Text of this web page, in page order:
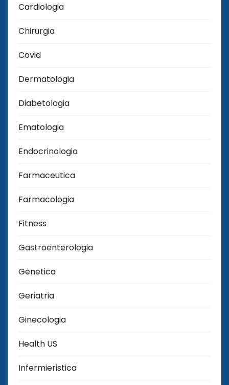
Cardiologia
Chirurgia
Covid
Dermatologia
Diabetologia
Ematologia
Endocrinologia
Farmaceutica
Farmacologia
Fitness
Gastroenterologia
Genetica
Geriatria
Ginecologia
Health US
Infermieristica